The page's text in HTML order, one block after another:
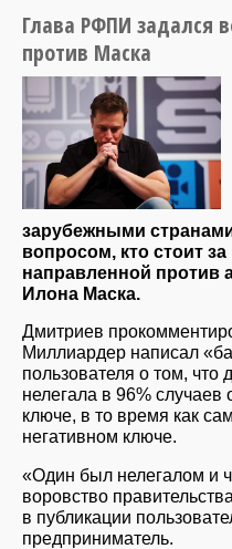
Глава РФПИ задался
против Маска
зарубежными
вопросом, кто стоит
направленной против
Илона Маска.
Дмитриев
Миллиардер написал
пользователя о том,
нелегала в 96%
ключе, в то время как
негативном ключе.
«Один был нелегалом и
воровство
в публикации
предприниматель.